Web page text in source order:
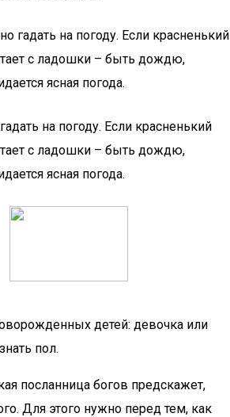
гадать на погоду. Если красненький
с ладошки – быть дождю,
ясная погода.
на погоду. Если красненький
с ладошки – быть дождю,
ясная погода.
детей: девочка или
пол.
посланница богов предскажет,
Для этого нужно перед тем, как